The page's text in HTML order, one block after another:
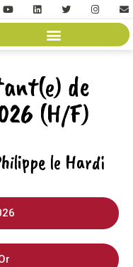
de
(H/F)
le Hardi